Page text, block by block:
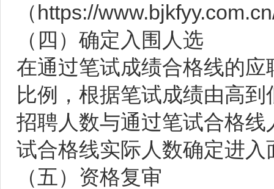
（https://
（四）确定入围人选
在通过笔试成绩合格线的
比例，根据笔试成绩由高
招聘人数与通过笔试合格
试合格线实际人数确定进入
（五）资格复审